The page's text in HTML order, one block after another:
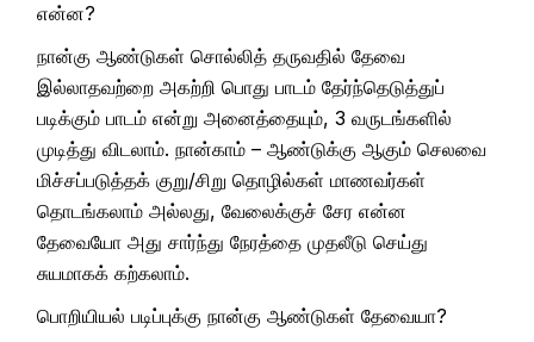
என்ன?
நான்கு ஆண்டுகள் சொல்லித் தருவதில் தேவை
இல்லாதவற்றை அகற்றி பொது பாடம் தேர்ந்தெடுத்துப்
படிக்கும் பாடம் என்று அனைத்தையும், 3 வருடங்களில்
முடித்து விடலாம். நான்காம் – ஆண்டுக்கு ஆகும் செலவை
மிச்சப்படுத்தக் குறு/சிறு தொழில்கள் மாணவர்கள்
தொடங்கலாம் அல்லது, வேலைக்குச் சேர என்ன
தேவையோ அது சார்ந்து நேரத்தை முதலீடு செய்து
சுயமாகக் கற்கலாம்.
பொறியியல் படிப்புக்கு நான்கு ஆண்டுகள் தேவையா?